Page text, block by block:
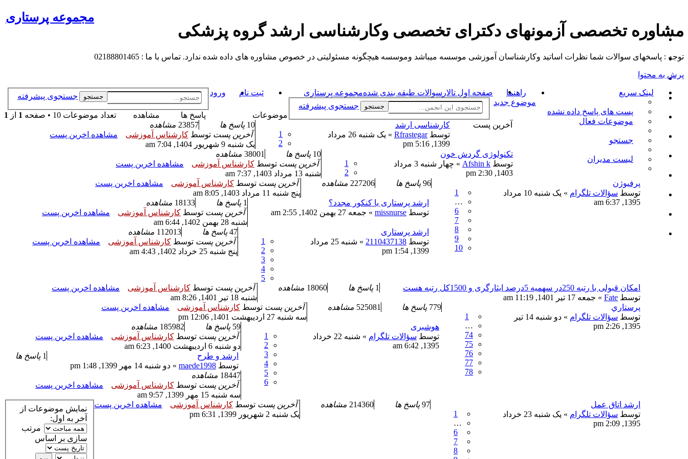
مشاوره تخصصی آزمونهای دکترای تخصصی وکارشناسی ارشد گروه پزشکی
توجه : پاسخهای سوالات شما نظرات اساتید وکارشناسان آموزشی موسسه میباشد وموسسه هیچگونه مسئولیتی در خصوص مشاوره های داده شده ندارد. تماس با ما : 02188801465
پرش به محتوا
جستجو جستجوی پیشرفته لینک سریع
پست های پاسخ داده نشده
موضوعات فعال
جستجو
لیست مدیران
راهنما ورود ثبت نام صفحه اول تالار سوالات طبقه بندی شدهمجموعه پرستاری
مجموعه پرستاری
موضوع جدید
جستجو
جستجوی پیشرفته
تعداد موضوعات 10 • صفحه
1 از 1 موضوعات پاسخ ها
مشاهده
آخرین پست
کارشناسی ارشد
1
2
توسطRfrastegar
» یک شنبه 26 مرداد
1399, 5:16 pm
10 پاسخ ها 23857 مشاهده
آخرین پست توسط کارشناس آموزشی
مشاهده اخرین پست
یک شنبه 9 شهریور 1404, 7:04 am
تکنولوژی گردش خون
1
2
توسط Afshin k
» چهار شنبه 3 مرداد
1403, 2:30 pm
10 پاسخ ها 38001 مشاهده
آخرین پست توسط کارشناس آموزشی
مشاهده اخرین پست
شنبه 13 مرداد 1403, 7:37 am
پرفیوژن
1
…
6
7
8
9
10
توسط سؤالات تلگرام
» یک شنبه 10 مرداد
1395, 6:37 am
96 پاسخ ها 227206 مشاهده آخرین پست توسط کارشناس آموزشی
مشاهده اخرین پست
پنج شنبه 11 مرداد 1403, 8:05 am
ارشد پرستاری یا کنکور مجدد؟
توسط missnurse » جمعه 27 بهمن 1402, 2:55 am
1 پاسخ ها 18133 مشاهده
آخرین پست توسط کارشناس آموزشی
مشاهده اخرین پست
شنبه 28 بهمن 1402, 6:44 am
ارشد پرستاری
1
2
3
4
5
توسط 2110437138
» شنبه 25 مرداد
1399, 1:54 pm
47 پاسخ ها 112013 مشاهده
آخرین پست توسط کارشناس آموزشی
مشاهده اخرین پست
پنج شنبه 25 خرداد 1402, 4:43 am
امکان قبولی با رتبه 250در سهمیه 5درصد ایثارگری و 1500کل رتبه هست
توسط Fate » جمعه 17 تیر 1401, 11:19 am
1 پاسخ ها 18060 مشاهده آخرین پست توسط کارشناس آموزشی
مشاهده اخرین پست
شنبه 18 تیر 1401, 8:26 am
پرستاري
1
…
74
75
76
77
78
توسط سؤالات تلگرام
» دو شنبه 14 تیر
1395, 2:26 pm
779 پاسخ ها 525081 مشاهده آخرین پست توسط کارشناس آموزشی
مشاهده اخرین پست
سه شنبه 27 اردیبهشت 1401, 12:06 pm
هوشبری
1
2
3
4
5
6
توسط سؤالات تلگرام
» شنبه 22 خرداد
1395, 6:42 am
59 پاسخ ها 185982 مشاهده
آخرین پست توسط کارشناس آموزشی
مشاهده اخرین پست
دو شنبه 6 اردیبهشت 1400, 6:23 am
ارشد و طرح
توسط maede1998 » دو شنبه 14 مهر 1399, 1:48 pm
1 پاسخ ها
18447 مشاهده
آخرین پست توسط کارشناس آموزشی
مشاهده اخرین پست
سه شنبه 15 مهر 1399, 9:57 am
ارشد اتاق عمل
1
…
6
7
8
توسط سؤالات تلگرام
» یک شنبه 23 خرداد
1395, 2:09 pm
97 پاسخ ها 214360 مشاهده آخرین پست توسط کارشناس آموزشی
مشاهده اخرین پست
یک شنبه 2 شهریور 1399, 6:31 pm
نمایش موضوعات از
آخر به اول:
مرتب
سازی بر اساس